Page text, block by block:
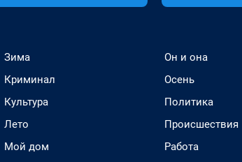
Зима
Криминал
Культура
Лето
Мой дом
Он и она
Осень
Политика
Происшествия
Работа